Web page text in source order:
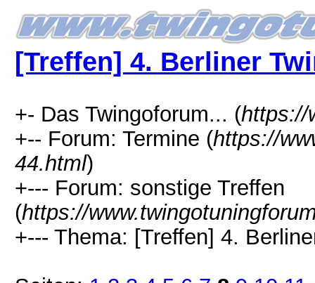
[Treffen] 4. Berliner
+- Das Twingoforum... (https://
+-- Forum: Termine (https://
44.html)
+--- Forum: sonstige Treffen
(https://
+--- Thema: [Treffen] 4.